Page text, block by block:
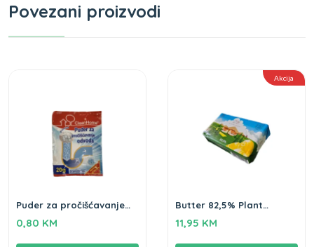
Povezani proizvodi
Puder za pročišćavanje
0,80 KM
Akcija
Butter 82,5% Plant
11,95 KM